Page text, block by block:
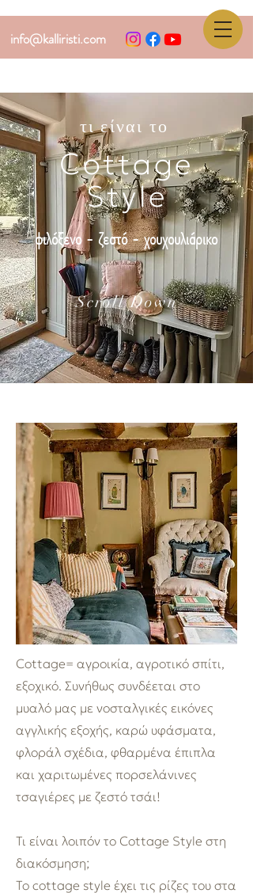
info@kalliristi.com
τι είναι το
Cottage
Style
φιλόξενο - ζεστό - χουχουλιάρικο
Scroll Down
Cottage= αγροικία, αγροτικό σπίτι,
εξοχικό. Συνήθως συνδέεται στο
μυαλό μας με νοσταλγικές εικόνες
αγγλικής εξοχής, καρώ υφάσματα,
φλοράλ σχέδια, φθαρμένα έπιπλα
και χαριτωμένες πορσελάνινες
τσαγιέρες με ζεστό τσάι!
Τι είναι λοιπόν το Cottage Style στη
διακόσμηση;
Το cottage style έχει τις ρίζες του στα